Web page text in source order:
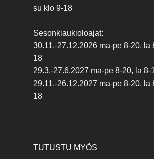
su klo 9-18
Sesonkiaukioloajat:
30.11.-27.12.2026 ma-pe 8-20, la
18
29.3.-27.6.2027 ma-pe 8-20, la 8-
29.11.-26.12.2027 ma-pe 8-20, la
18
TUTUSTU MYÖS